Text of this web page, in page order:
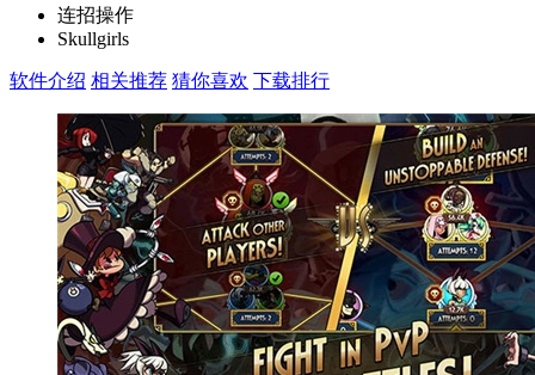
连招操作
Skullgirls
软件介绍 相关推荐 猜你喜欢 下载排行